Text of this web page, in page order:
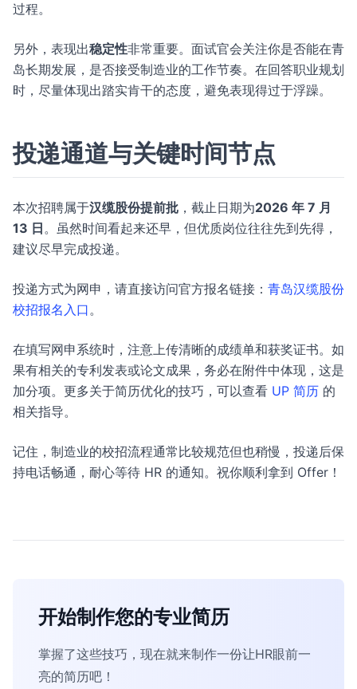
过程。
另外，表现出稳定性非常重要。面试官会关注你是否能在青
岛长期发展，是否接受制造业的工作节奏。在回答职业规划
时，尽量体现出踏实肯干的态度，避免表现得过于浮躁。
投递通道与关键时间节点
本次招聘属于汉缆股份提前批 ，截止日期为2026 年 7 月
13 日。虽然时间看起来还早，但优质岗位往往先到先得，
建议尽早完成投递。
投递方式为网申，请直接访问官方报名链接： 青岛汉缆股份
校招报名入口。
在填写网申系统时，注意上传清晰的成绩单和获奖证书。如
果有相关的专利发表或论文成果，务必在附件中体现，这是
加分项。更多关于简历优化的技巧，可以查看 UP 简历 的
相关指导。
记住，制造业的校招流程通常比较规范但也稍慢，投递后保
持电话畅通，耐心等待 HR 的通知。祝你顺利拿到 Offer！
开始制作您的专业简历
掌握了这些技巧，现在就来制作一份让HR眼前一
亮的简历吧！